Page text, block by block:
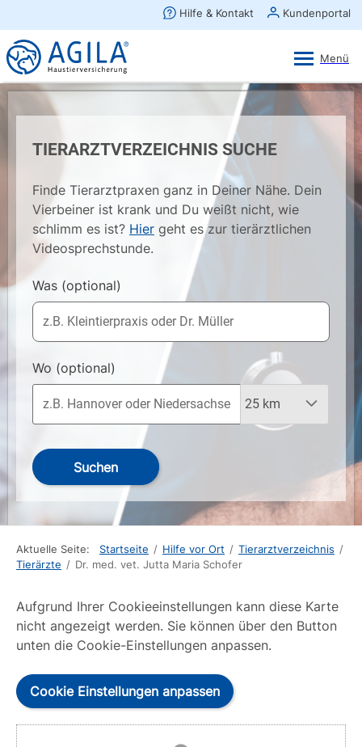
TIERARZTVERZEICHNIS SUCHE
Finde Tierarztpraxen ganz in Deiner Nähe. Dein
Vierbeiner ist krank und Du weißt nicht, wie
schlimm es ist? Hier geht es zur tierärztlichen
Videosprechstunde.
Was (optional)
Wo (optional)
Suchen
Aktuelle Seite: Startseite / Hilfe vor Ort / Tierarztverzeichnis /
Tierärzte / Dr. med. vet. Jutta Maria Schofer
Aufgrund Ihrer Cookieeinstellungen kann diese Karte
nicht angezeigt werden. Sie können über den Button
unten die Cookie-Einstellungen anpassen.
Cookie Einstellungen anpassen
×
AGILA Kunden-App
Gratis - Im Play Store laden
Ansehen